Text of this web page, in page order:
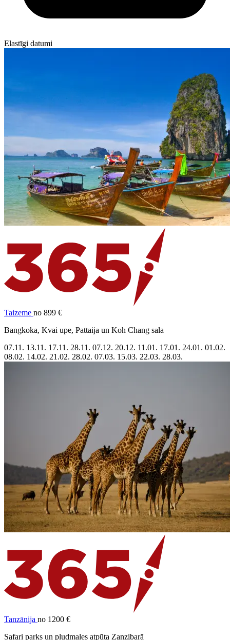
Elastīgi datumi
Taizeme no 899 €
Bangkoka, Kvai upe, Pattaija un Koh Chang sala
07.11. 13.11. 17.11. 28.11. 07.12. 20.12. 11.01. 17.01. 24.01. 01.02.
08.02. 14.02. 21.02. 28.02. 07.03. 15.03. 22.03. 28.03.
Tanzānija no 1200 €
Safari parks un pludmales atpūta Zanzibarā